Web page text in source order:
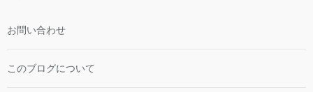
お問い合わせ
このブログについて